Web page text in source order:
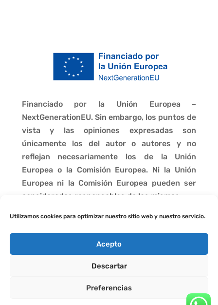
Utilizamos cookies para optimizar nuestro sitio web y nuestro servicio.
Acepto
Descartar
Preferencias
Financiado por la Unión Europea –
NextGenerationEU. Sin embargo, los puntos de
vista y las opiniones expresadas son
únicamente los del autor o autores y no
reflejan necesariamente los de la Unión
Europea o la Comisión Europea. Ni la Unión
Europea ni la Comisión Europea pueden ser
consideradas responsables de las mismas.